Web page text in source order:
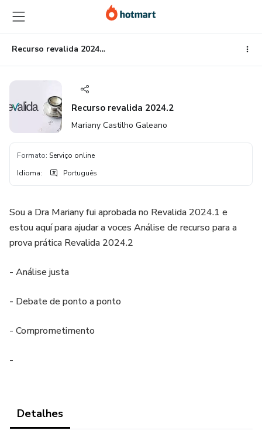
para
o
conteúdo
principal
para
o
pagamento
para
o
rodapé
Recurso revalida 2024.2
Recurso revalida 2024.2
Mariany Castilho Galeano
Formato: Serviço online
Idioma: Português
Sou a Dra Mariany fui aprobada no Revalida 2024.1 e
estou aquí para ajudar a voces Análise de recurso para a
prova prática Revalida 2024.2
- Análise justa
- Debate de ponto a ponto
- Comprometimento
-
Detalhes